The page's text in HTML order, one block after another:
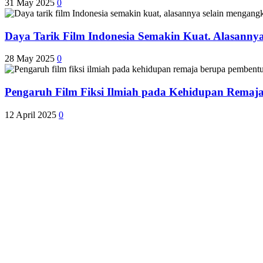
31 May 2025 0
Daya Tarik Film Indonesia Semakin Kuat.
28 May 2025 0
Pengaruh Film Fiksi Ilmiah pada Kehidupan
12 April 2025 0